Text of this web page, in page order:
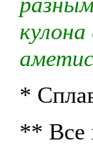
*
** Все